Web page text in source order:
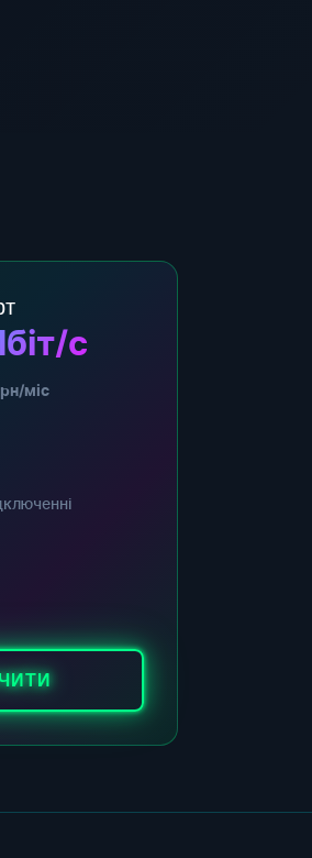
с
міс